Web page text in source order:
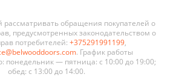
обращения покупателей о
предусмотренных законодательством о
потребителей: +375291991199,
. График работы
понедельник — пятница: с 10:00 до 19:00;
обед: с 13:00 до 14:00.